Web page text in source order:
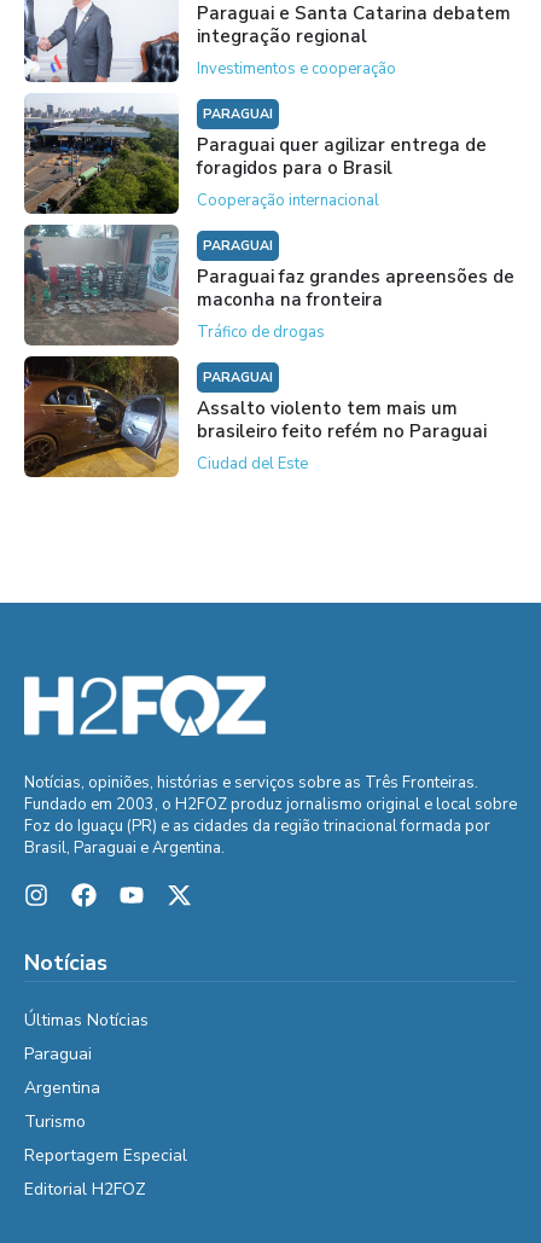
Paraguai e Santa Catarina debatem
integração regional
Investimentos e cooperação
PARAGUAI
Paraguai quer agilizar entrega de
foragidos para o Brasil
Cooperação internacional
PARAGUAI
Paraguai faz grandes apreensões de
maconha na fronteira
Tráfico de drogas
PARAGUAI
Assalto violento tem mais um
brasileiro feito refém no Paraguai
Ciudad del Este
Notícias, opiniões, histórias e serviços sobre as Três Fronteiras.
Fundado em 2003, o H2FOZ produz jornalismo original e local sobre
Foz do Iguaçu (PR) e as cidades da região trinacional formada por
Brasil, Paraguai e Argentina.
Notícias
Últimas Notícias
Paraguai
Argentina
Turismo
Reportagem Especial
Editorial H2FOZ